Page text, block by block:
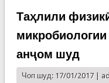
Таҳлили
анҷом шуд
Чоп шуд: 17/01/2017 |